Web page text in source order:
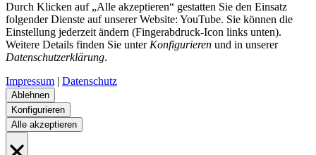
Durch Klicken auf „Alle akzeptieren“ gestatten Sie den Einsatz
folgender Dienste auf unserer Website: YouTube. Sie können die
Einstellung jederzeit ändern (Fingerabdruck-Icon links unten).
Weitere Details finden Sie unter Konfigurieren und in unserer
Datenschutzerklärung.
Impressum | Datenschutz
Ablehnen
Konfigurieren
Alle akzeptieren